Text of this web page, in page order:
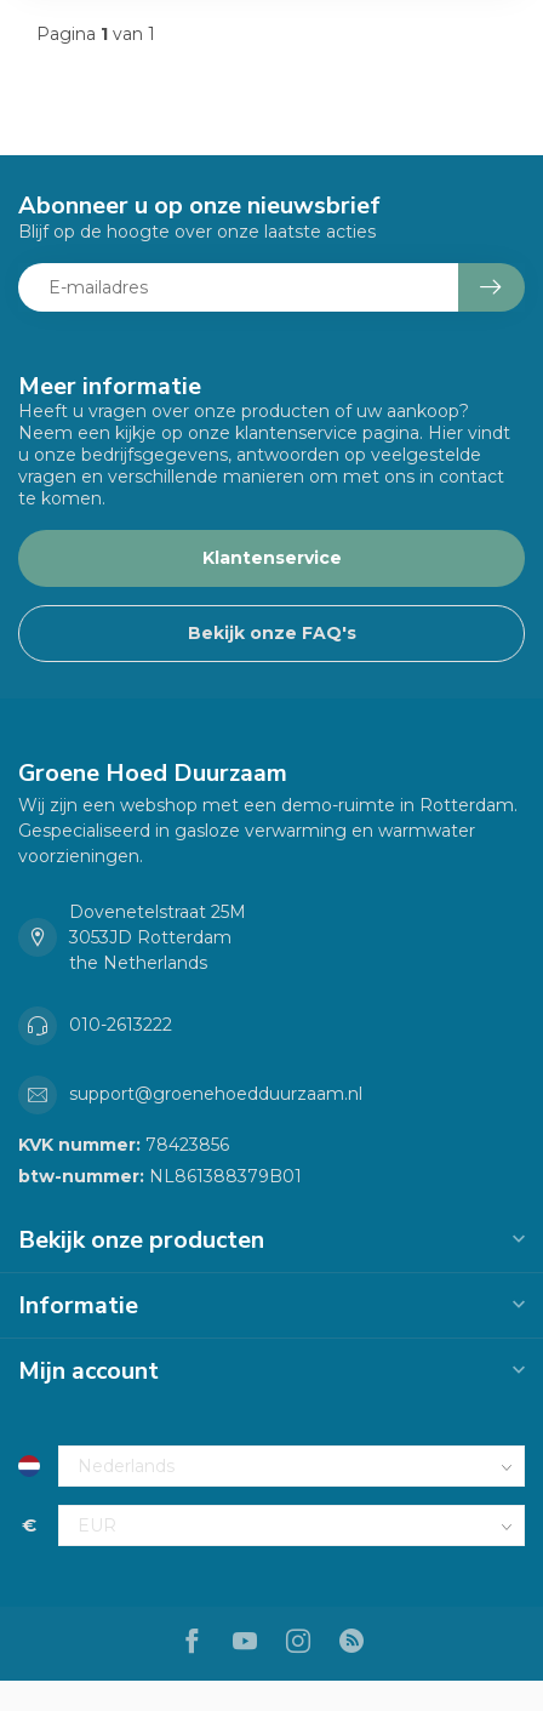
Pagina 1 van 1
Meer informatie
Heeft u vragen over onze producten of uw aankoop?
Neem een kijkje op onze klantenservice pagina. Hier vindt
u onze bedrijfsgegevens, antwoorden op veelgestelde
vragen en verschillende manieren om met ons in contact
te komen.
Klantenservice
Bekijk onze FAQ's
Abonneer u op onze nieuwsbrief
Blijf op de hoogte over onze laatste acties
Groene Hoed Duurzaam
Wij zijn een webshop met een demo-ruimte in Rotterdam.
Gespecialiseerd in gasloze verwarming en warmwater
voorzieningen.
Dovenetelstraat 25M
3053JD Rotterdam
the Netherlands
010-2613222
support@groenehoedduurzaam.nl
KVK nummer: 78423856
btw-nummer: NL861388379B01
Bekijk onze producten
Informatie
Mijn account
€